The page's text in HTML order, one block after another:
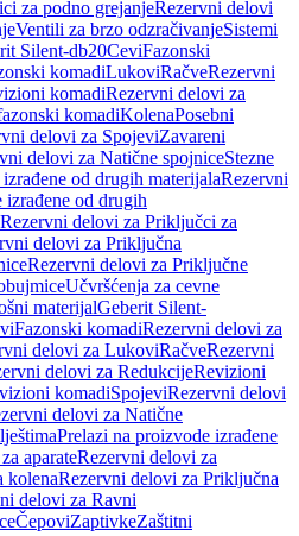
za podno grejanjeRezervni delovi
Ventili za brzo odzračivanjeSistemi
Silent-db20CeviFazonski
komadiLukoviRačveRezervni
komadiRezervni delovi za
komadiKolenaPosebni
delovi za SpojeviZavareni
delovi za Natične spojniceStezne
od drugih materijalaRezervni
od drugih
Rezervni delovi za Priključci za
delovi za Priključna
Rezervni delovi za Priključne
Učvršćenja za cevne
materijalGeberit Silent-
Fazonski komadiRezervni delovi za
delovi za LukoviRačveRezervni
delovi za RedukcijeRevizioni
komadiSpojeviRezervni delovi
delovi za Natične
Prelazi na proizvode izrađene
aparateRezervni delovi za
kolenaRezervni delovi za Priključna
delovi za Ravni
ČepoviZaptivkeZaštitni